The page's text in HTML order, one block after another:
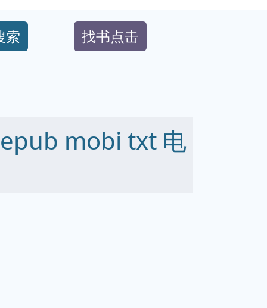
索 找书点击
mobi txt 电